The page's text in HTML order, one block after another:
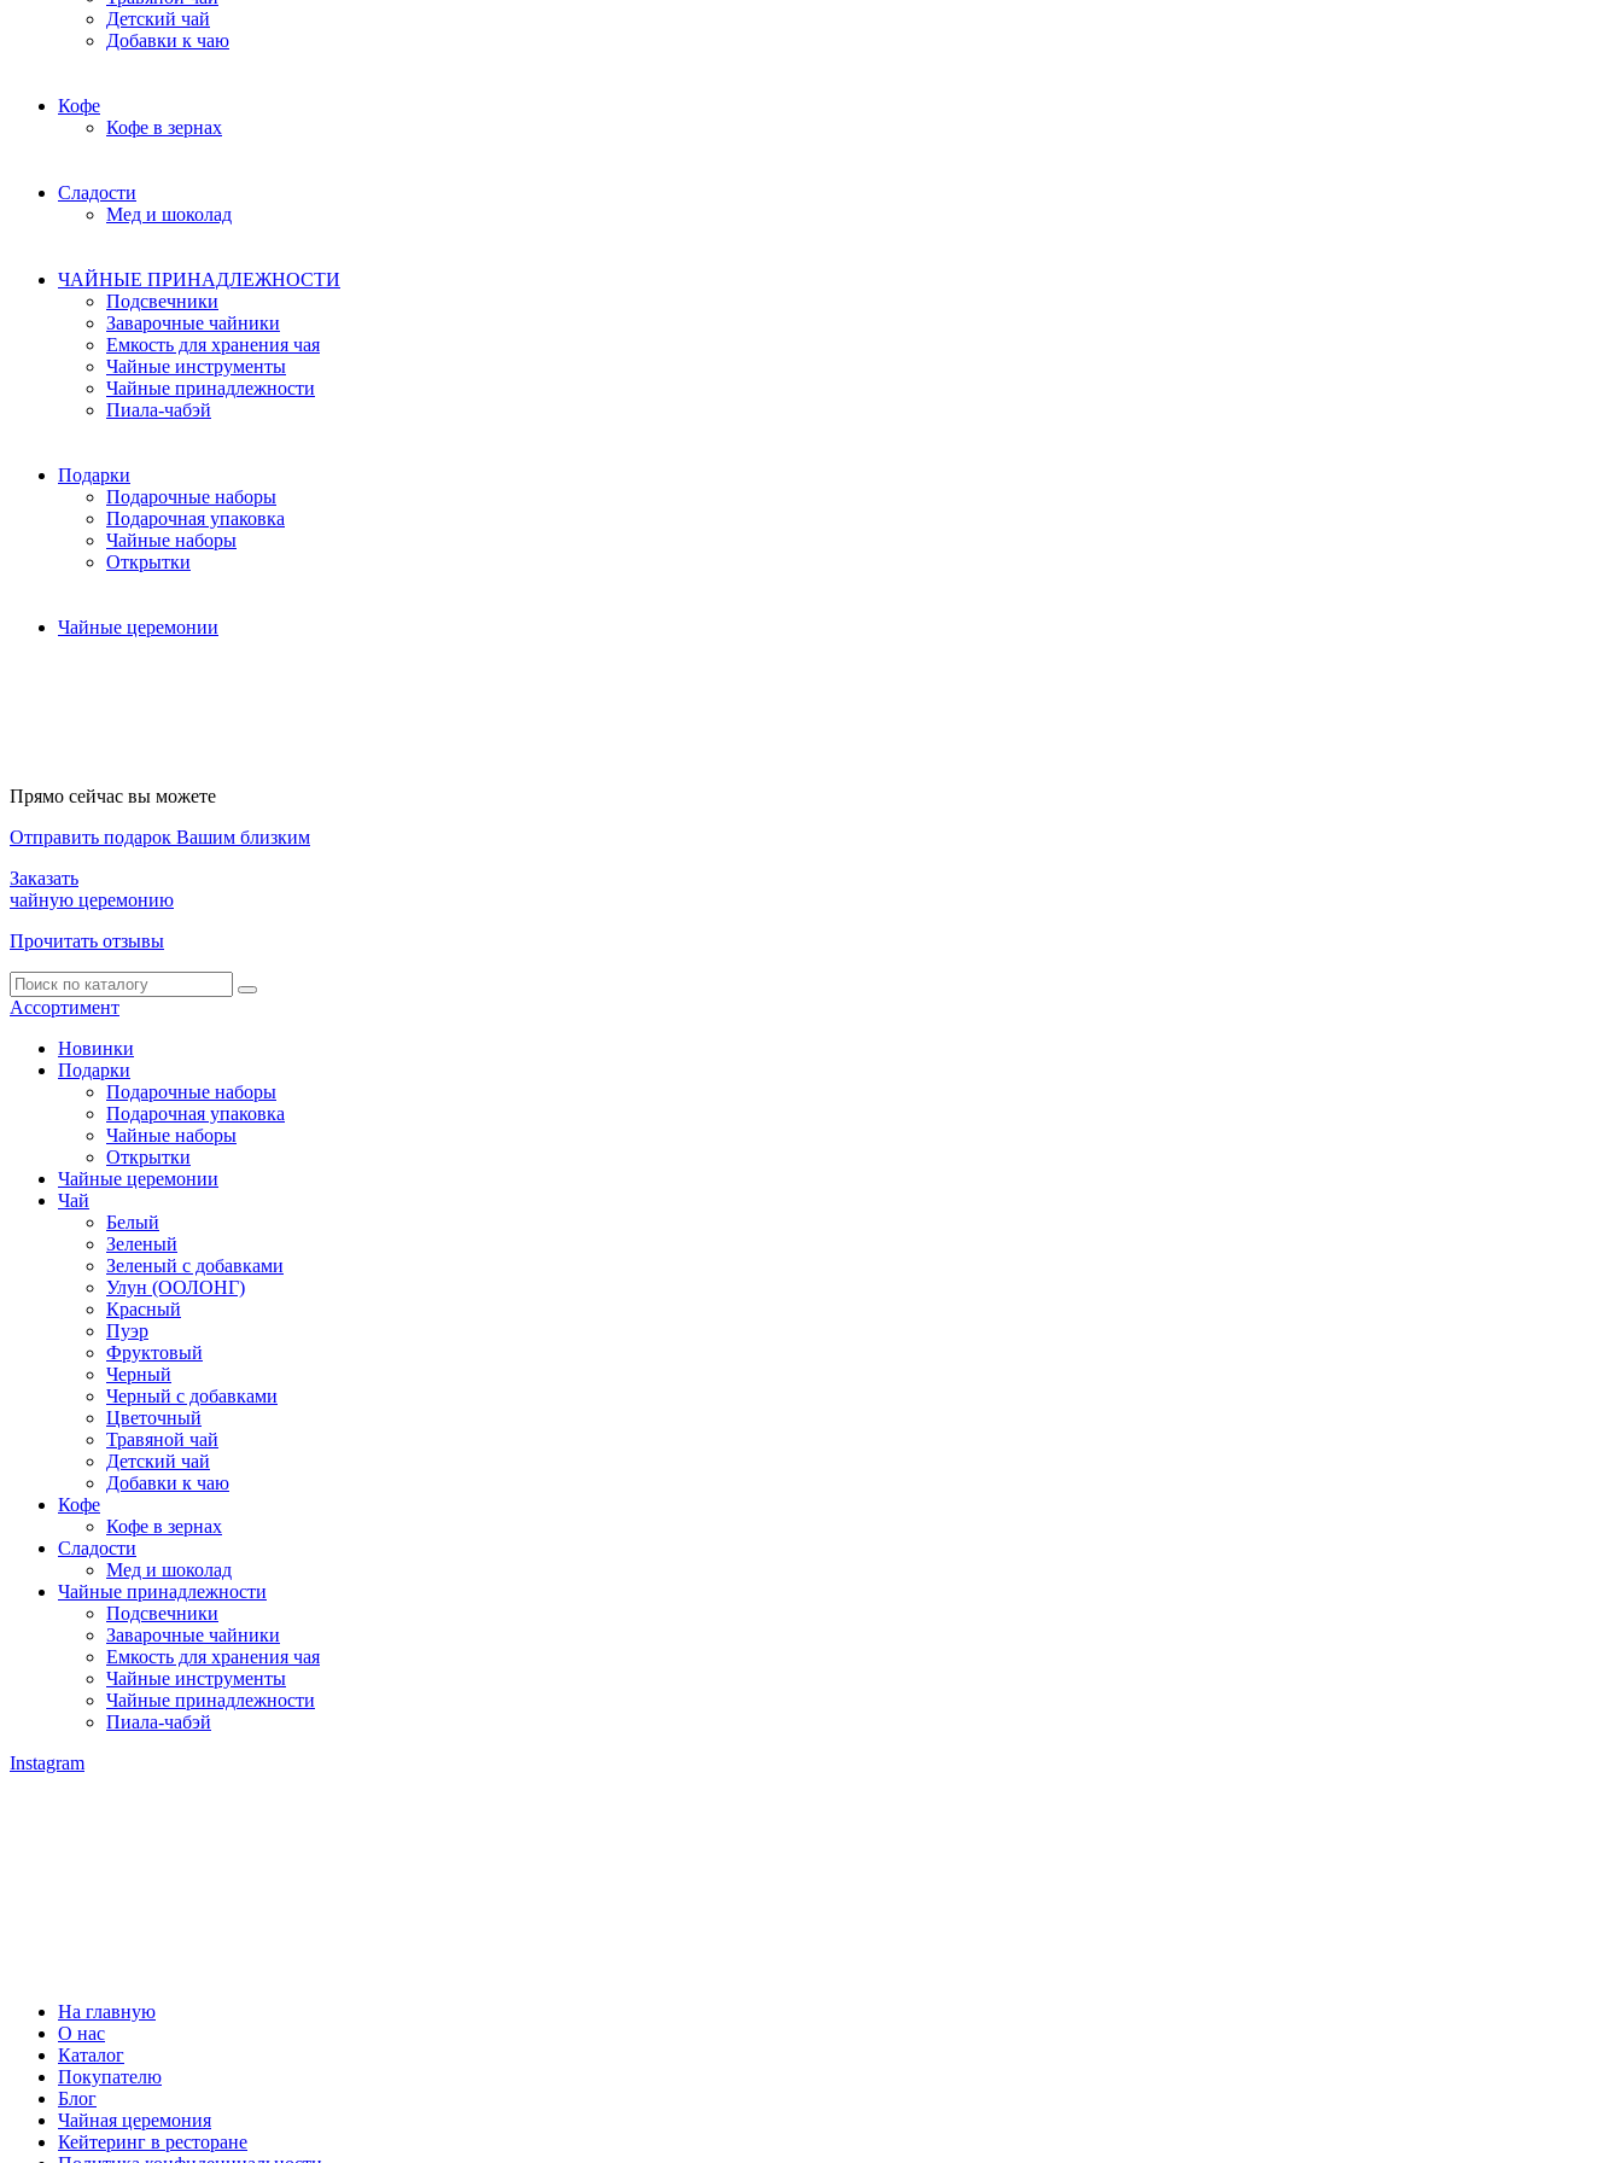
Детский чай
Добавки к чаю
Кофе
Кофе в зернах
Сладости
Мед и шоколад
ЧАЙНЫЕ ПРИНАДЛЕЖНОСТИ
Подсвечники
Заварочные чайники
Емкость для хранения чая
Чайные инструменты
Чайные принадлежности
Пиала-чабэй
Подарки
Подарочные наборы
Подарочная упаковка
Чайные наборы
Открытки
Чайные церемонии
Прямо сейчас вы можете
Отправить подарок Вашим близким
Заказать
чайную церемонию
Прочитать отзывы
Ассортимент
Новинки
Подарки
Подарочные наборы
Подарочная упаковка
Чайные наборы
Открытки
Чайные церемонии
Чай
Белый
Зеленый
Зеленый с добавками
Улун (ООЛОНГ)
Красный
Пуэр
Фруктовый
Черный
Черный с добавками
Цветочный
Травяной чай
Детский чай
Добавки к чаю
Кофе
Кофе в зернах
Сладости
Мед и шоколад
Чайные принадлежности
Подсвечники
Заварочные чайники
Емкость для хранения чая
Чайные инструменты
Чайные принадлежности
Пиала-чабэй
Instagram
На главную
О нас
Каталог
Покупателю
Блог
Чайная церемония
Кейтеринг в ресторане